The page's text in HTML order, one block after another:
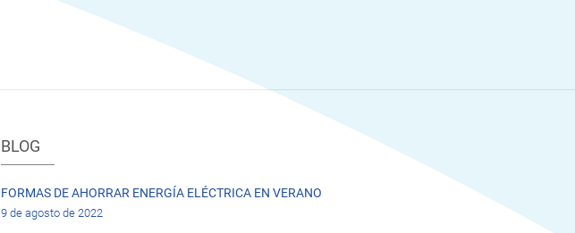
BLOG
FORMAS DE AHORRAR ENERGÍA ELÉCTRICA EN VERANO
9 de agosto de 2022